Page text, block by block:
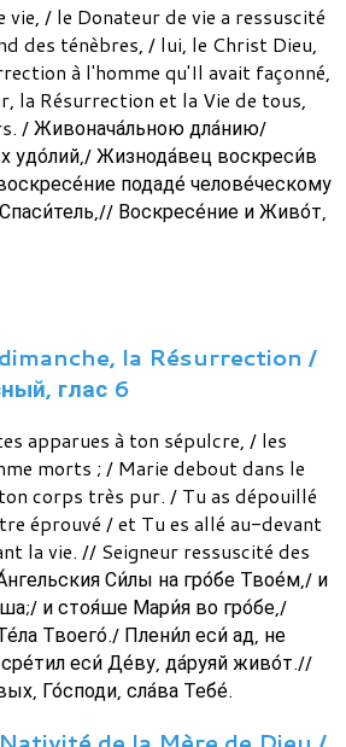
vie, / le Donateur de vie a ressuscité
des ténèbres, / lui, le Christ Dieu,
à l'homme qu'Il avait façonné,
la Résurrection et la Vie de tous,
/ Живонача́льною дла́нию/
удо́лий,/ Жизнода́вец воскреси́в
подаде́ челове́ческому
Воскресе́ние и Живо́т,
la Résurrection /
глас 6
apparues à ton sépulcre, / les
morts ; / Marie debout dans le
corps très pur. / Tu as dépouillé
éprouvé / et Tu es allé au-devant
la vie. // Seigneur ressuscité des
Си́лы на гро́бе Твое́м,/ и
и стоя́ше Мари́я во гро́бе,/
Твоего́./ Плени́л еси́ ад, не
еси́ Де́ву, да́руяй живо́т.//
Го́споди, сла́ва Тебе́.